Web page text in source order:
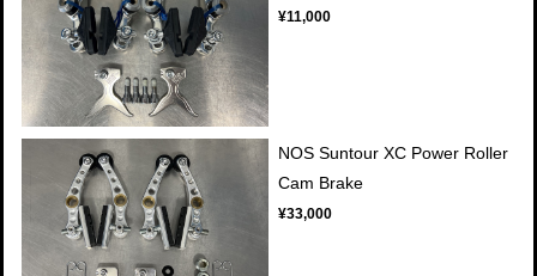
¥11,000
NOS Suntour XC Power Roller
Cam Brake
¥33,000